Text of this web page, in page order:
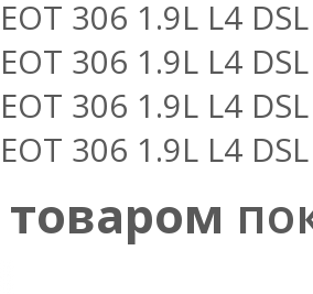
306 1.9L L4
306 1.9L L4
306 1.9L L4
306 1.9L L4